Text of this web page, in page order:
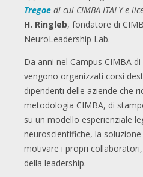
Tregoe di cui CIMBA ITALY e
H. Ringleb, fondatore di
NeuroLeadership Lab.
Da anni nel Campus CIMBA
vengono organizzati corsi
dipendenti delle aziende che
metodologia CIMBA, di
su un modello esperienziale
neuroscientifiche, la
motivare i propri
della leadership.